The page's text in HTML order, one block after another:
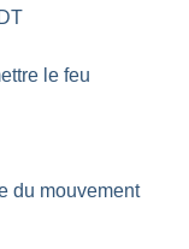
le feu
du mouvement